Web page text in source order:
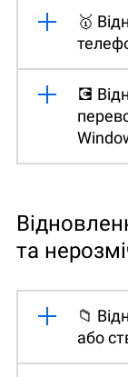
🥇
💽
та
📁
або